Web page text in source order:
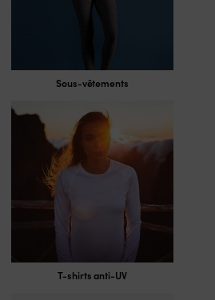
Sous-vêtements
T-shirts anti-UV